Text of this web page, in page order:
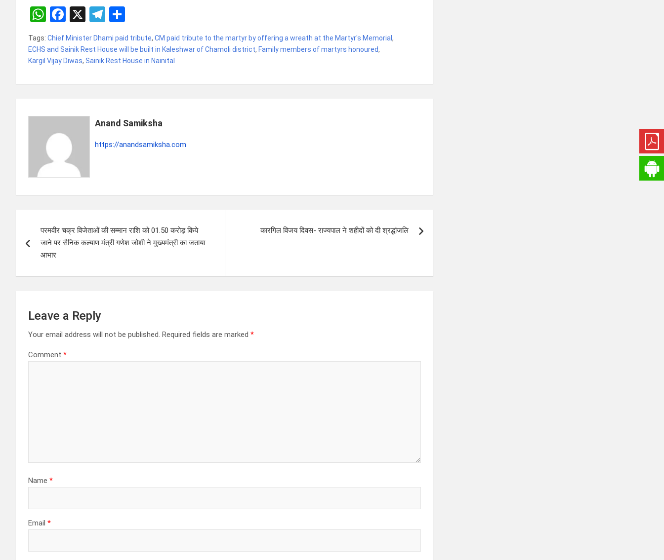
W
h
at
s
F
a
ce
b
X
T
el
e
gr
h
ar
e
Tags: Chief Minister Dhami paid tribute, CM paid tribute to the martyr by offering a wreath at the Martyr's Memorial ,
ECHS and Sainik Rest House will be built in Kaleshwar of Chamoli district, Family members of martyrs honoured,
Kargil Vijay Diwas, Sainik Rest House in Nainital
Anand Samiksha
https://anandsamiksha.com
t
परमवीर चक्र विजेताओं की सम्मान राशि को 01.50 करोड़ किये
जाने पर सैनिक कल्याण मंत्री गणेश जोशी ने मुख्यमंत्री का जताया
आभार
कारगिल विजय दिवस- राज्यपाल ने शहीदों को दी श्रद्धांजलि
Leave a Reply
Your email address will not be published. Required fields are marked *
Comment *
Name *
Email *